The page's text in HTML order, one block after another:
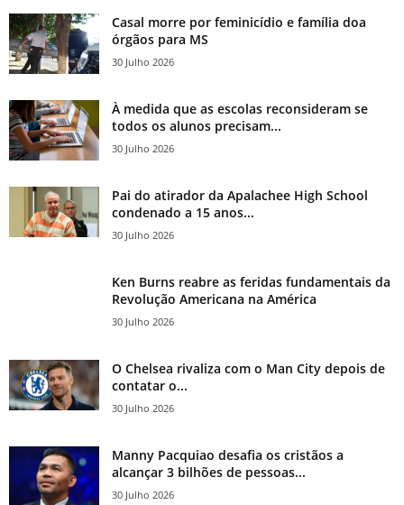
Casal morre por feminicídio e família doa
órgãos para MS
30 Julho 2026
À medida que as escolas reconsideram se
todos os alunos precisam...
30 Julho 2026
Pai do atirador da Apalachee High School
condenado a 15 anos...
30 Julho 2026
Ken Burns reabre as feridas fundamentais da
Revolução Americana na América
30 Julho 2026
O Chelsea rivaliza com o Man City depois de
contatar o...
30 Julho 2026
Manny Pacquiao desafia os cristãos a
alcançar 3 bilhões de pessoas...
30 Julho 2026